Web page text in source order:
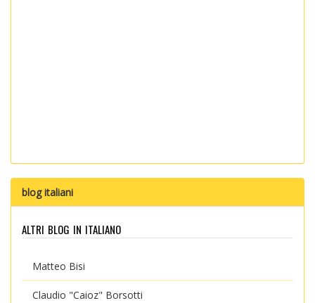
blog italiani
altri blog in italiano
Matteo Bisi
Claudio "Caioz" Borsotti